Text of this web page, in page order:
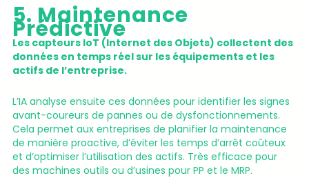
5. Maintenance
Prédictive
Les capteurs IoT (Internet des Objets) collectent des
données en temps réel sur les équipements et les
actifs de l’entreprise.
L’IA analyse ensuite ces données pour identifier les signes
avant-coureurs de pannes ou de dysfonctionnements.
Cela permet aux entreprises de planifier la maintenance
de manière proactive, d’éviter les temps d’arrêt coûteux
et d’optimiser l’utilisation des actifs. Très efficace pour
des machines outils ou d’usines pour PP et le MRP.